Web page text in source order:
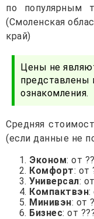
по популярным
(Смоленская
край)
Цены не
представлены
ознакомления.
Средняя
(если данные не
Эконом: от
Комфорт: от
Универсал:
Компактвэн:
Минивэн: от
Бизнес: от